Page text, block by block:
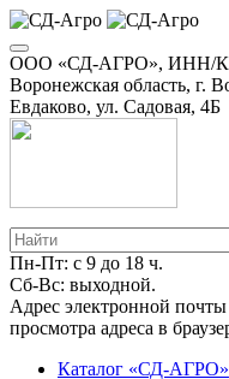
ООО «СД-АГРО», ИНН/
Воронежская область, г.
Евдаково, ул. Садовая, 4Б
Пн-Пт: с 9 до 18 ч.
Сб-Вс: выходной.
8-800-100-34-01
Адрес электронной